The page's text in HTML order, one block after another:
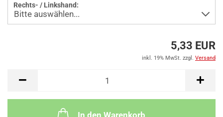
Rechts- / Linkshand:
5,33 EUR
inkl. 19% MwSt. zzgl. Versand
In den Warenkorb